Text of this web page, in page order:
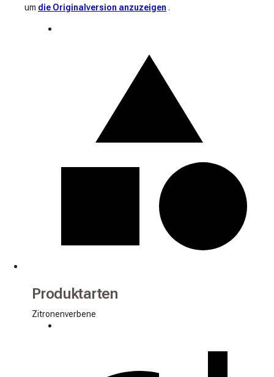
um die Originalversion anzuzeigen .
Produktarten
Zitronenverbene